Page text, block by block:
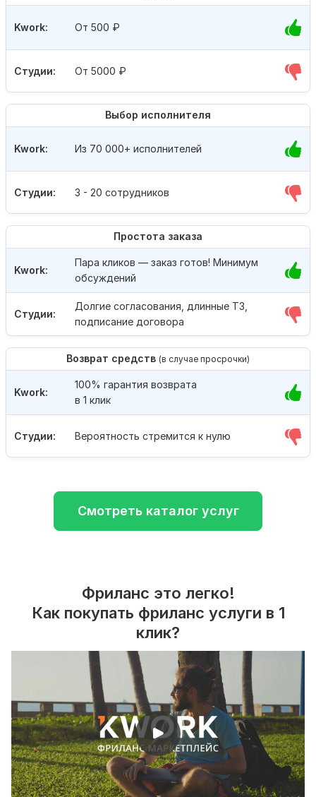
Студии: От 5000 ₽
Kwork: От 500 ₽
Выбор исполнителя
Студии: 3 - 20 сотрудников
Kwork: Из 70 000+ исполнителей
Простота заказа
Студии:
Долгие согласования, длинные ТЗ,
подписание договора
Kwork:
Пара кликов — заказ готов! Минимум
обсуждений
Возврат средств (в случае просрочки)
Студии: Вероятность стремится к нулю
Kwork:
100% гарантия возврата
в 1 клик
Смотреть каталог услуг
Фриланс это легко!
Как покупать фриланс услуги в 1
клик?